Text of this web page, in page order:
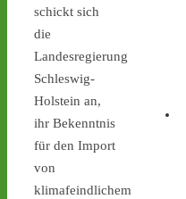
schickt sich
die
Landesregierung
Schleswig-
Holstein an,
ihr Bekenntnis
für den Import
von
klimafeindlichem